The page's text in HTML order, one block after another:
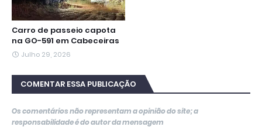
Carro de passeio capota
na GO-591 em Cabeceiras
Julho 29, 2026
COMENTAR ESSA PUBLICAÇÃO
Os comentários não representam a opinião do site; a
responsabilidade é do autor da mensagem